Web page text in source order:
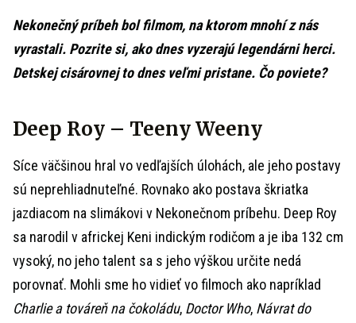
Nekonečný príbeh bol filmom, na ktorom mnohí z nás
vyrastali. Pozrite si, ako dnes vyzerajú legendárni herci.
Detskej cisárovnej to dnes veľmi pristane. Čo poviete?
Deep Roy – Teeny Weeny
Síce väčšinou hral vo vedľajších úlohách, ale jeho postavy
sú neprehliadnuteľné. Rovnako ako postava škriatka
jazdiacom na slimákovi v Nekonečnom príbehu. Deep Roy
sa narodil v africkej Keni indickým rodičom a je iba 132 cm
vysoký, no jeho talent sa s jeho výškou určite nedá
porovnať. Mohli sme ho vidieť vo filmoch ako napríklad
Charlie a továreň na čokoládu, Doctor Who, Návrat do